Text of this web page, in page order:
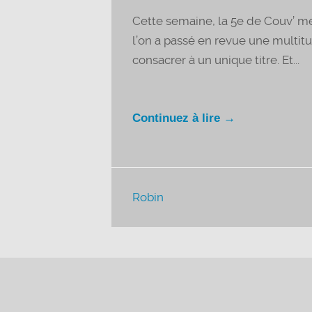
Cette semaine, la 5e de Couv’
l’on a passé en revue une
consacrer à un unique titre. Et...
Continuez à lire →
Robin